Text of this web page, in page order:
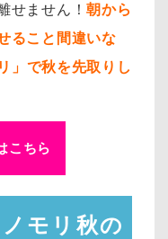
せません！朝から
ること間違いな
」で秋を先取りし
こちら
モリ秋の